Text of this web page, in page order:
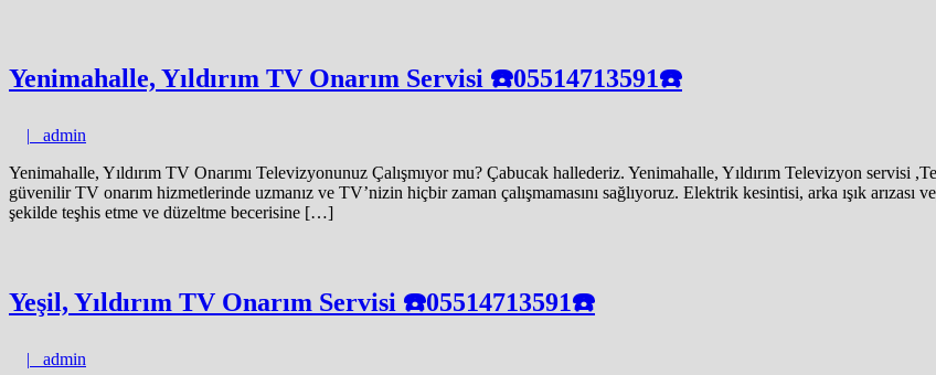
Yenimahalle, Yıldırım TV Onarım Servisi ☎️05514713591☎️
| admin
Yenimahalle, Yıldırım TV Onarımı Televizyonunuz Çalışmıyor mu? Çabucak hallederiz. Yenimahalle, Yıldırım Televizyon servisi
güvenilir TV onarım hizmetlerinde uzmanız ve TV’nizin hiçbir zaman çalışmamasını sağlıyoruz. Elektrik kesintisi, arka ışık
şekilde teşhis etme ve düzeltme becerisine […]
Yeşil, Yıldırım TV Onarım Servisi ☎️05514713591☎️
| admin